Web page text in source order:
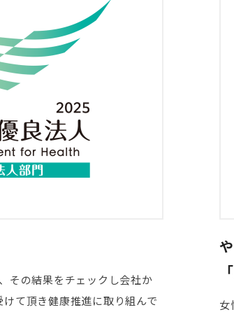
その結果をチェックし会社か
て頂き健康推進に取り組んで
女